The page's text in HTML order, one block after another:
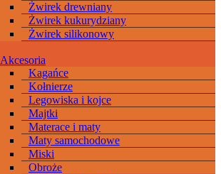
Żwirek drewniany
Żwirek kukurydziany
Żwirek silikonowy
Akcesoria
Kagańce
Kołnierze
Legowiska i kojce
Majtki
Materace i maty
Maty samochodowe
Miski
Obroże